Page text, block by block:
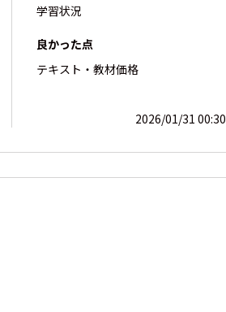
学習状況
良かった点
テキスト・教材価格
2026/01/31 00:30